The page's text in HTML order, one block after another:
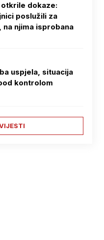
otkrile dokaze:
poslužili za
njima isprobana
uspjela, situacija
kontrolom